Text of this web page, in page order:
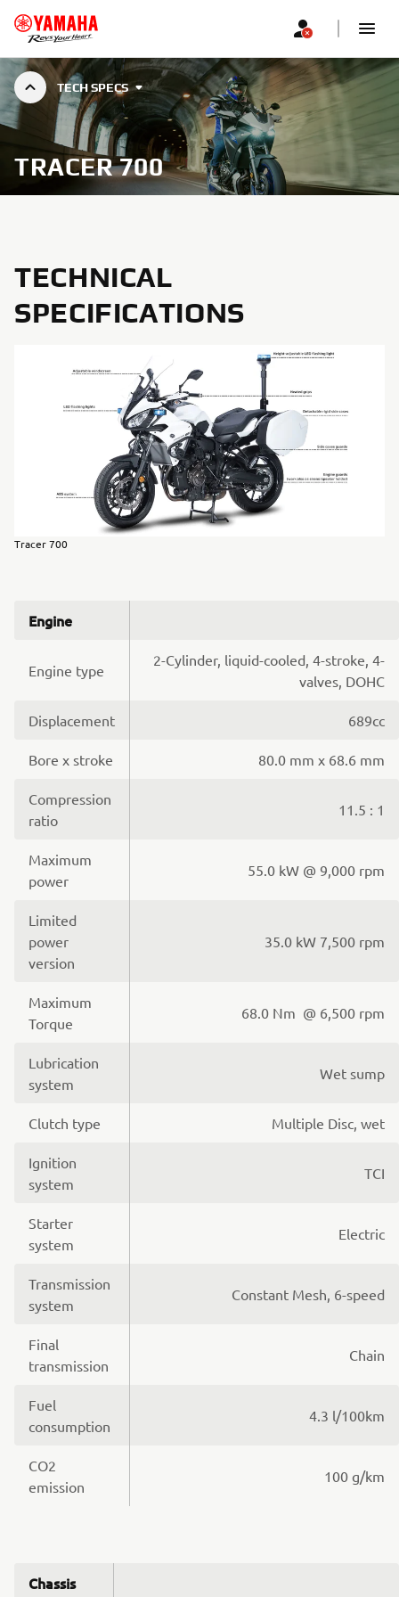
TECH SPECS
TRACER 700
TECHNICAL
SPECIFICATIONS
Tracer 700
Engine
Engine type
2-Cylinder, liquid-cooled, 4-stroke, 4-
valves, DOHC
Displacement 689cc
Bore x stroke 80.0 mm x 68.6 mm
Compression
ratio
11.5 : 1
Maximum
power
55.0 kW @ 9,000 rpm
Limited
power
version
35.0 kW 7,500 rpm
Maximum
Torque
68.0 Nm @ 6,500 rpm
Lubrication
system
Wet sump
Clutch type Multiple Disc, wet
Ignition
system
TCI
Starter
system
Electric
Transmission
system
Constant Mesh, 6-speed
Final
transmission
Chain
Fuel
consumption
4.3 l/100km
CO2
emission
100 g/km
Chassis